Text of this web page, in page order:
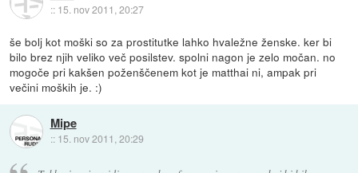
:: 15. nov 2011, 20:27
še bolj kot moški so za prostitutke lahko hvaležne ženske. ker bi
bilo brez njih veliko več posilstev. spolni nagon je zelo močan. no
mogoče pri kakšen poženščenem kot je matthai ni, ampak pri
večini moških je. :)
Mipe
:: 15. nov 2011, 20:29